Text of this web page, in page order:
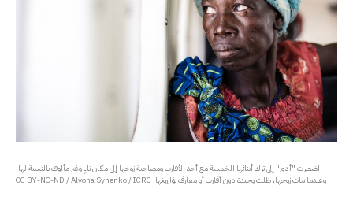
اضطرت "أدور" إلى ترك أبنائها الخمسة مع أحد الأقارب ومصاحبة زوجها إلى مكان ناءٍ وغير مألوف بالنسبة لها.
وعندما مات زوجها، ظلت وحيدة دون أقارب أو معارف يؤازرونها. CC BY-NC-ND / Alyona Synenko / ICRC